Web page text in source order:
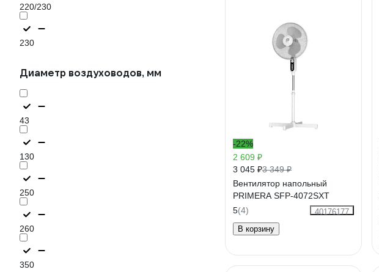
220/230
230
Диаметр воздуховодов, мм
43
130
250
260
350
-22%
2 609 ₽
3 045 ₽3 349 ₽
Вентилятор напольный
PRIMERA SFP-4072SXT
5(4)
40176177
В корзину